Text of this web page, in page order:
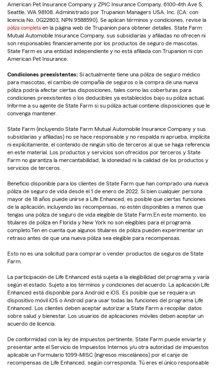
American Pet Insurance Company y ZPIC Insurance Company, 6100-4th Ave S,
Seattle, WA 98108. Administrado por Trupanion Managers USA, Inc. (CA: con
licencia No. 0G22803, NPN 9588590). Se aplican términos y condiciones, revise la
póliza completa en la página web de Trupanion para obtener detalles. State Farm
Mutual Automobile Insurance Company, sus subsidiarias y afiliadas no ofrecen ni
son responsables financieramente por los productos de seguro de mascotas.
State Farm es una entidad independiente y no está afiliada con Trupanion ni con
American Pet Insurance.
Condiciones preexistentes: Si actualmente tiene una póliza de seguro médico
para mascotas, el cambio de compañía de seguros o la compra de una nueva
póliza podría afectar ciertas disposiciones, tales como las coberturas para
condiciones preexistentes o los deducibles ya establecidos bajo su póliza actual.
Informe a su agente de State Farm si su póliza actual contiene disposiciones que le
convenga mantener.
State Farm (incluyendo State Farm Mutual Automobile Insurance Company y sus
subsidiarias y afiliadas) no se hace responsable y no respalda ni aprueba, implícita
ni explícitamente, el contenido de ningún sitio de terceros al que se haga referencia
en este material. Los productos y servicios son ofrecidos por terceros y State
Farm no garantiza la mercantabilidad, la idoneidad ni la calidad de los productos y
servicios de terceros.
Beneficio disponible para los clientes de State Farm que han comprado una nueva
póliza de seguro de vida desde el 1 de enero de 2022. Si bien cualquier persona
mayor de 18 años puede unirse a Life Enhanced, es posible que ciertas funciones
de la aplicación, incluyendo las recompensas, no estén disponibles a menos que
tengas una póliza de seguro de vida elegible de State Farm.En este momento, los
titulares de póliza en Florida y New York no son elegibles para el programa
completo.Ten en cuenta que algunos titulares de póliza pueden experimentar un
retraso antes de que una nueva póliza sea elegible para recompensas.
Esto no es una solicitud para comprar o vender productos de seguros de State
Farm.
La participación de Life Enhanced está sujeta a la elegibilidad del programa y varía
según el estado. Sujeto a los términos y condiciones del acuerdo. La aplicación Life
Enhanced está disponible para Android e iOS. Es posible que se requiera un
dispositivo móvil iOS o Android para usar todas las funciones del programa Life
Enhanced. Los clientes deben aceptar autorizar a State Farm a recopilar datos
sobre salud y bienestar. Los usuarios de aplicaciones móviles deben aceptar un
acuerdo de licencia.
De conformidad con la ley de impuestos pertinente, State Farm puede enviarte y
presentar ante el Servicio de Impuestos Internos y/u otra autoridad de impuestos
aplicable un Formulario 1099-MISC (ingresos misceláneos) por el canje de
recompensas de Life Enhanced, según corresponda. Tú eres el único responsable